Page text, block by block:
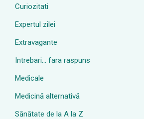
Curiozitati
Expertul zilei
Extravagante
Intrebari… fara raspuns
Medicale
Medicină alternativă
Sănătate de la A la Z